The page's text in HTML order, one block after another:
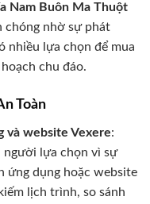
Nam Buôn Ma Thuột
chóng nhờ sự phát
nhiều lựa chọn để mua
chu đáo.
Toàn
và website Vexere:
lựa chọn vì sự
ứng dụng hoặc website
lịch trình, so sánh